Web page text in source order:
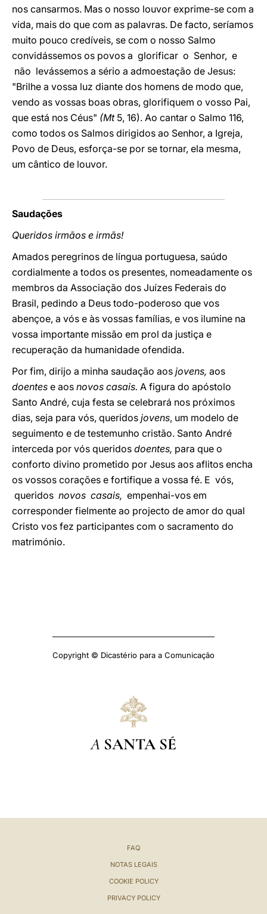
nos cansarmos. Mas o nosso louvor exprime-se com a
vida, mais do que com as palavras. De facto, seríamos
muito pouco credíveis, se com o nosso Salmo
convidássemos os povos a glorificar o Senhor, e
não levássemos a sério a admoestação de Jesus:
"Brilhe a vossa luz diante dos homens de modo que,
vendo as vossas boas obras, glorifiquem o vosso Pai,
que está nos Céus" (Mt 5, 16). Ao cantar o Salmo 116,
como todos os Salmos dirigidos ao Senhor, a Igreja,
Povo de Deus, esforça-se por se tornar, ela mesma,
um cântico de louvor.
Saudações
Queridos irmãos e irmãs!
Amados peregrinos de língua portuguesa, saúdo
cordialmente a todos os presentes, nomeadamente os
membros da Associação dos Juízes Federais do
Brasil, pedindo a Deus todo-poderoso que vos
abençoe, a vós e às vossas famílias, e vos ilumine na
vossa importante missão em prol da justiça e
recuperação da humanidade ofendida.
Por fim, dirijo a minha saudação aos jovens, aos
doentes e aos novos casais. A figura do apóstolo
Santo André, cuja festa se celebrará nos próximos
dias, seja para vós, queridos jovens, um modelo de
seguimento e de testemunho cristão. Santo André
interceda por vós queridos doentes, para que o
conforto divino prometido por Jesus aos aflitos encha
os vossos corações e fortifique a vossa fé. E vós,
queridos novos casais, empenhai-vos em
corresponder fielmente ao projecto de amor do qual
Cristo vos fez participantes com o sacramento do
matrimónio.
Copyright © Dicastério para a Comunicação
A SANTA SÉ
FAQ
NOTAS LEGAIS
COOKIE POLICY
PRIVACY POLICY